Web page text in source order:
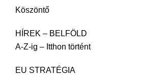
Köszöntő
HÍREK – BELFÖLD
A-Z-ig – Itthon történt
EU STRATÉGIA